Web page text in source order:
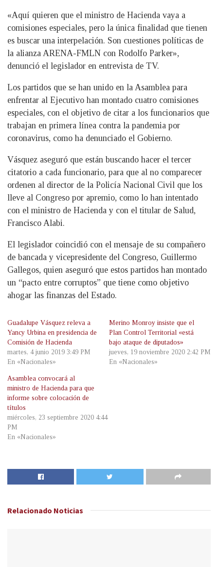
«Aquí quieren que el ministro de Hacienda vaya a
comisiones especiales, pero la única finalidad que tienen
es buscar una interpelación. Son cuestiones políticas de
la alianza ARENA-FMLN con Rodolfo Parker»,
denunció el legislador en entrevista de TV.
Los partidos que se han unido en la Asamblea para
enfrentar al Ejecutivo han montado cuatro comisiones
especiales, con el objetivo de citar a los funcionarios que
trabajan en primera línea contra la pandemia por
coronavirus, como ha denunciado el Gobierno.
Vásquez aseguró que están buscando hacer el tercer
citatorio a cada funcionario, para que al no comparecer
ordenen al director de la Policía Nacional Civil que los
lleve al Congreso por apremio, como lo han intentado
con el ministro de Hacienda y con el titular de Salud,
Francisco Alabi.
El legislador coincidió con el mensaje de su compañero
de bancada y vicepresidente del Congreso, Guillermo
Gallegos, quien aseguró que estos partidos han montado
un “pacto entre corruptos” que tiene como objetivo
ahogar las finanzas del Estado.
Guadalupe Vásquez releva a
Yancy Urbina en presidencia de
Comisión de Hacienda
martes, 4 junio 2019 3:49 PM
En «Nacionales»
Merino Monroy insiste que el
Plan Control Territorial «está
bajo ataque de diputados»
jueves, 19 noviembre 2020 2:42 PM
En «Nacionales»
Asamblea convocará al
ministro de Hacienda para que
informe sobre colocación de
títulos
miércoles, 23 septiembre 2020 4:44
PM
En «Nacionales»
Relacionado Noticias